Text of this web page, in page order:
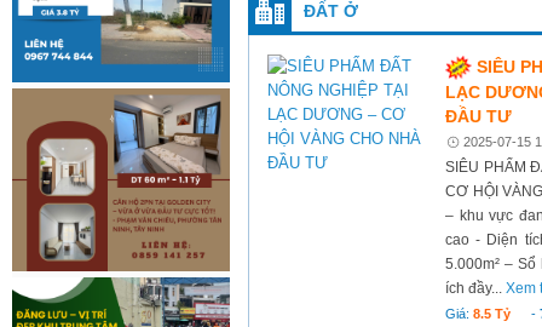
ĐẤT Ở
SIÊU
LẠC
ĐẦU TƯ
2025-07-15
SIÊU PHẨM
CƠ HỘI
– khu vực
cao - Diện
5.000m² –
ích đầy...Xem
Giá:8.5 Tỷ -